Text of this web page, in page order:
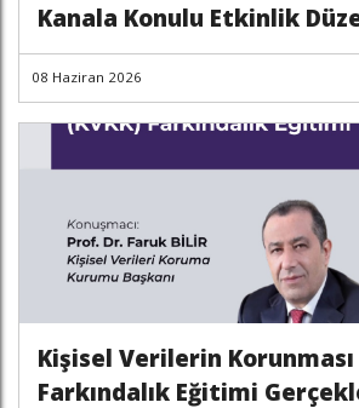
Kanala Konulu Etkinlik
08 Haziran 2026
Kişisel Verilerin Korunması
Farkındalık Eğitimi